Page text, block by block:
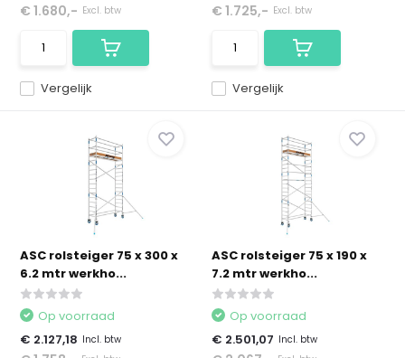
Vergelijk
€ 1.680,- Excl. btw
Vergelijk
€ 1.725,- Excl. btw
ASC rolsteiger 75 x 300 x
6.2 mtr werkho...
Op voorraad
€ 2.127,18 Incl. btw
ASC rolsteiger 75 x 190 x
7.2 mtr werkho...
Op voorraad
€ 2.501,07 Incl. btw